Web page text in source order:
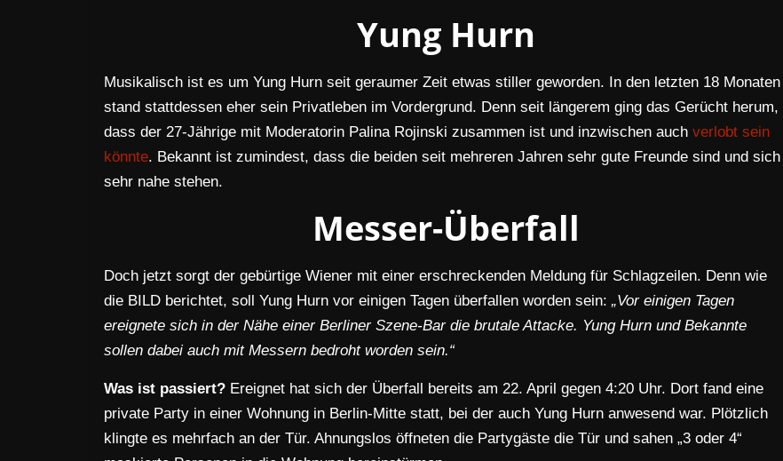
Yung Hurn
Musikalisch ist es um Yung Hurn seit geraumer Zeit etwas stiller geworden. In den letzten 18 Monaten
stand stattdessen eher sein Privatleben im Vordergrund. Denn seit längerem ging das Gerücht herum,
dass der 27-Jährige mit Moderatorin Palina Rojinski zusammen ist und inzwischen auch verlobt sein
könnte. Bekannt ist zumindest, dass die beiden seit mehreren Jahren sehr gute Freunde sind und sich
sehr nahe stehen.
Messer-Überfall
Doch jetzt sorgt der gebürtige Wiener mit einer erschreckenden Meldung für Schlagzeilen. Denn wie
die BILD berichtet, soll Yung Hurn vor einigen Tagen überfallen worden sein: „Vor einigen Tagen
ereignete sich in der Nähe einer Berliner Szene-Bar die brutale Attacke. Yung Hurn und Bekannte
sollen dabei auch mit Messern bedroht worden sein.“
Was ist passiert? Ereignet hat sich der Überfall bereits am 22. April gegen 4:20 Uhr. Dort fand eine
private Party in einer Wohnung in Berlin-Mitte statt, bei der auch Yung Hurn anwesend war. Plötzlich
klingte es mehrfach an der Tür. Ahnungslos öffneten die Partygäste die Tür und sahen „3 oder 4“